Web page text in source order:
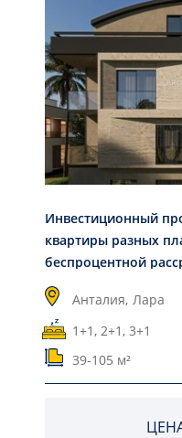
Инвестиционный
квартиры разных
беспроцентной
Анталия, Лара
1+1, 2+1, 3+1
39-105 м²